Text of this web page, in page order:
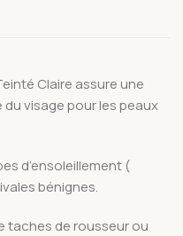
Claire assure une
visage pour les peaux
d’ensoleillement (
bénignes.
taches de rousseur ou